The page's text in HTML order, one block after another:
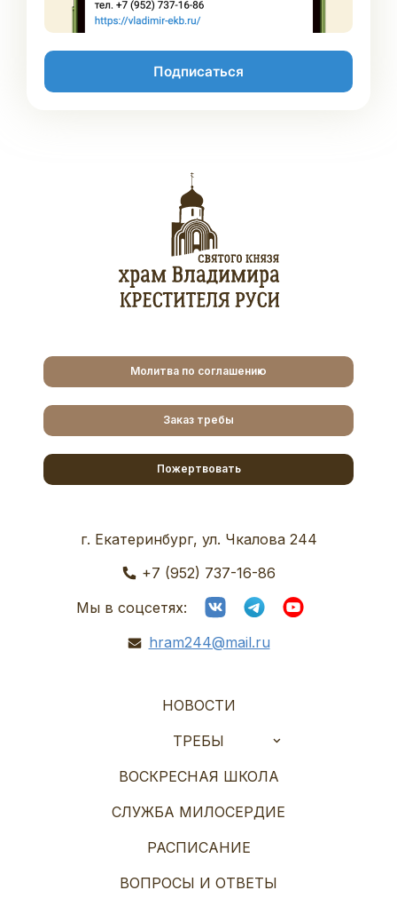
Подписаться
Молитва по соглашению
Заказ требы
Пожертвовать
г. Екатеринбург, ул. Чкалова 244
+7 (952) 737-16-86
Мы в соцсетях:
hram244@mail.ru
НОВОСТИ
ТРЕБЫ
ВОСКРЕСНАЯ ШКОЛА
СЛУЖБА МИЛОСЕРДИЕ
РАСПИСАНИЕ
ВОПРОСЫ И ОТВЕТЫ